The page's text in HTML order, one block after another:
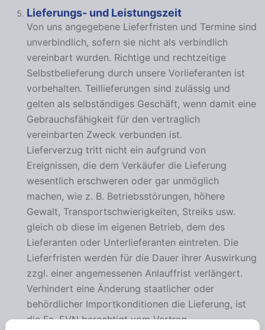
Lieferungs- und Leistungszeit
Von uns angegebene Lieferfristen und Termine sind
unverbindlich, sofern sie nicht als verbindlich
vereinbart wurden. Richtige und rechtzeitige
Selbstbelieferung durch unsere Vorlieferanten ist
vorbehalten. Teillieferungen sind zulässig und
gelten als selbständiges Geschäft, wenn damit eine
Gebrauchsfähigkeit für den vertraglich
vereinbarten Zweck verbunden ist.
Lieferverzug tritt nicht ein aufgrund von
Ereignissen, die dem Verkäufer die Lieferung
wesentlich erschweren oder gar unmöglich
machen, wie z. B. Betriebsstörungen, höhere
Gewalt, Transportschwierigkeiten, Streiks usw.
gleich ob diese im eigenen Betrieb, dem des
Lieferanten oder Unterlieferanten eintreten. Die
Lieferfristen werden für die Dauer ihrer Auswirkung
zzgl. einer angemessenen Anlauffrist verlängert.
Verhindert eine Änderung staatlicher oder
behördlicher Importkonditionen die Lieferung, ist
die Fa. EVN berechtigt vom Vertrag